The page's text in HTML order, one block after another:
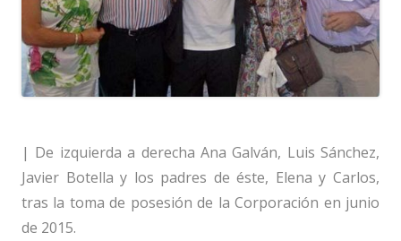
| De izquierda a derecha Ana Galván, Luis Sánchez,
Javier Botella y los padres de éste, Elena y Carlos,
tras la toma de posesión de la Corporación en junio
de 2015.